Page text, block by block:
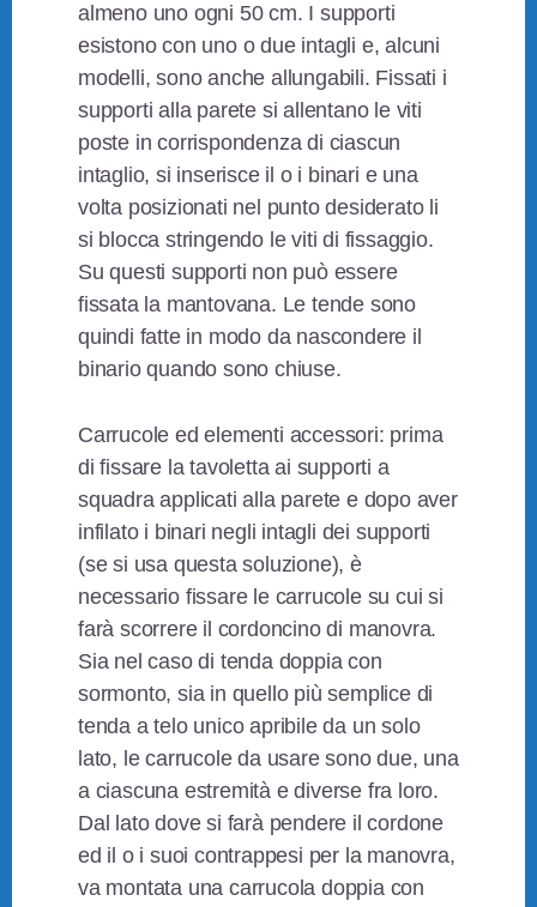
almeno uno ogni 50 cm. I supporti
esistono con uno o due intagli e, alcuni
modelli, sono anche allungabili. Fissati i
supporti alla parete si allentano le viti
poste in corrispondenza di ciascun
intaglio, si inserisce il o i binari e una
volta posizionati nel punto desiderato li
si blocca stringendo le viti di fissaggio.
Su questi supporti non può essere
fissata la mantovana. Le tende sono
quindi fatte in modo da nascondere il
binario quando sono chiuse.
Carrucole ed elementi accessori: prima
di fissare la tavoletta ai supporti a
squadra applicati alla parete e dopo aver
infilato i binari negli intagli dei supporti
(se si usa questa soluzione), è
necessario fissare le carrucole su cui si
farà scorrere il cordoncino di manovra.
Sia nel caso di tenda doppia con
sormonto, sia in quello più semplice di
tenda a telo unico apribile da un solo
lato, le carrucole da usare sono due, una
a ciascuna estremità e diverse fra loro.
Dal lato dove si farà pendere il cordone
ed il o i suoi contrappesi per la manovra,
va montata una carrucola doppia con